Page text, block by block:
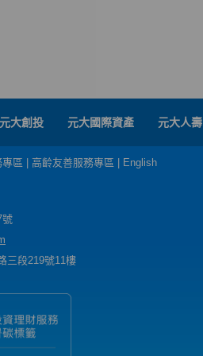
元大創投 元大國際資產 元大人壽
區 高齡友善服務專區 English
號
三段219號11樓